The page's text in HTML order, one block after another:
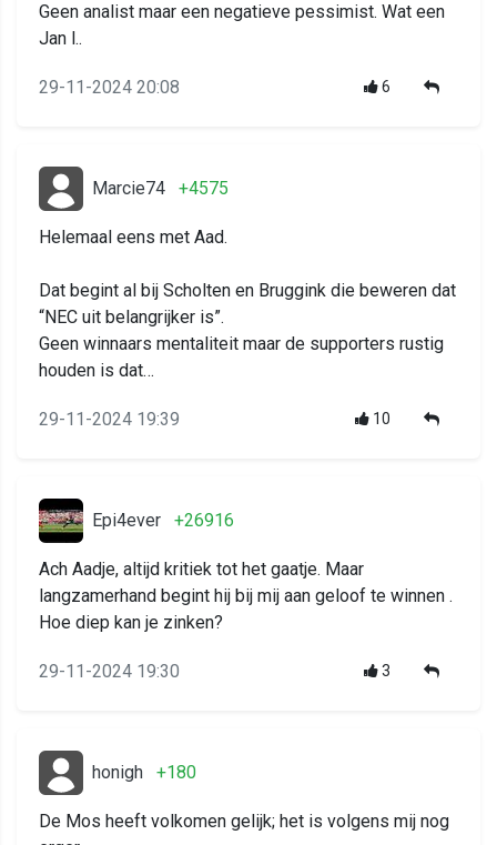
Geen analist maar een negatieve pessimist. Wat een
Jan l..
29-11-2024 20:08 6
Marcie74 +4575
Helemaal eens met Aad.
Dat begint al bij Scholten en Bruggink die beweren dat
“NEC uit belangrijker is”.
Geen winnaars mentaliteit maar de supporters rustig
houden is dat…
29-11-2024 19:39 10
Epi4ever +26916
Ach Aadje, altijd kritiek tot het gaatje. Maar
langzamerhand begint hij bij mij aan geloof te winnen .
Hoe diep kan je zinken?
29-11-2024 19:30 3
honigh +180
De Mos heeft volkomen gelijk; het is volgens mij nog